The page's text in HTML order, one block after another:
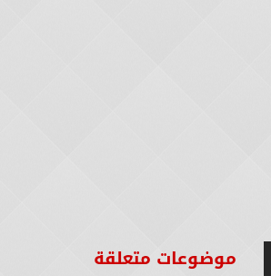
موضوعات متعلقة